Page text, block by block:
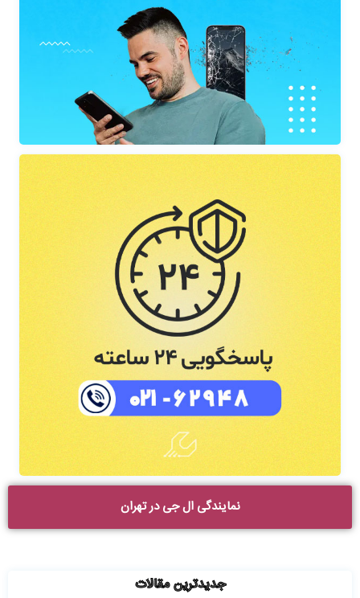
نمایندگی ال جی در تهران
جدیدترین مقالات